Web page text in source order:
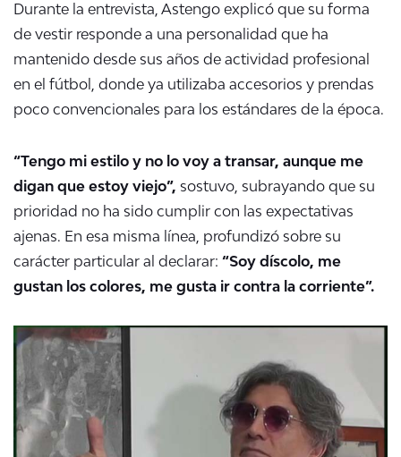
Durante la entrevista, Astengo explicó que su forma
de vestir responde a una personalidad que ha
mantenido desde sus años de actividad profesional
en el fútbol, donde ya utilizaba accesorios y prendas
poco convencionales para los estándares de la época.
“Tengo mi estilo y no lo voy a transar, aunque me
digan que estoy viejo”, sostuvo, subrayando que su
prioridad no ha sido cumplir con las expectativas
ajenas. En esa misma línea, profundizó sobre su
carácter particular al declarar: “Soy díscolo, me
gustan los colores, me gusta ir contra la corriente”.